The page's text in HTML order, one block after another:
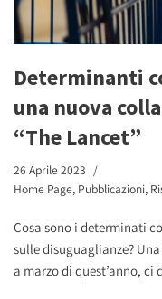
Determinanti
una nuova
“The Lancet”
26 Aprile 2023
Home Page, Pubblicazioni,
Cosa sono i determinati
sulle disuguaglianze?
a marzo di quest’anno, ci